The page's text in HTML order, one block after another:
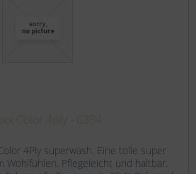
4Ply superwash. Eine tolle super
Wohlfühlen. Pflegeleicht und haltbar.